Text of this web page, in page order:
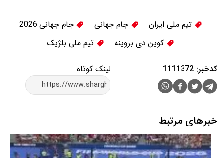
تیم ملی ایران جام جهانی
جام جهانی 2026
کوین دی بروینه
تیم ملی بلژیک
لینک کوتاه کدخبر: 1111372
خبرهای مرتبط